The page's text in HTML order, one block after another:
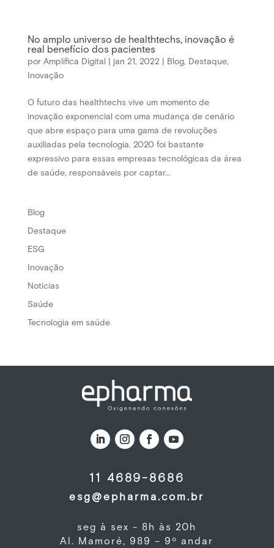
No amplo universo de healthtechs, inovação é
real benefício dos pacientes
por Amplifica Digital| jan 21, 2022 | Blog, Destaque,
Inovação
O futuro das healthtechs vive um momento de
inovação exponencial com uma mudança de cenário
que abre espaço para uma gama de revoluções
auxiliadas pela tecnologia. 2020 foi bastante
expressivo para essas empresas tecnológicas da área
de saúde, responsáveis por captar...
Blog
Destaque
ESG
Inovação
Noticias
Saúde
Tecnologia em saúde
11 4689-8686
esg@epharma.com.br
seg à sex - 8h às 20h
Al. Mamoré, 989 – 9º andar